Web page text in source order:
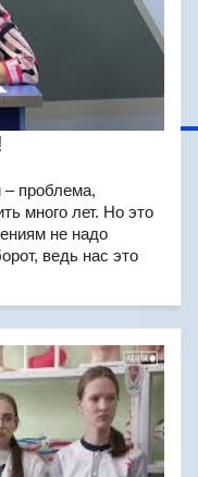
– проблема,
много лет. Но это
не надо
ведь нас это